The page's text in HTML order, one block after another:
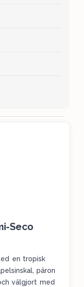
Seco
en tropisk
päron
välgjort med